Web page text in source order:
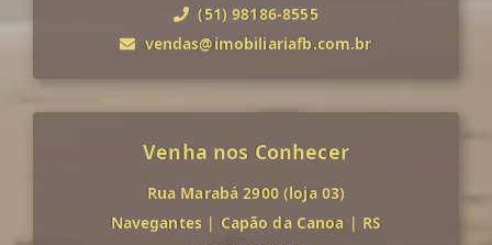
(51) 98186-8555
vendas@imobiliariafb.com.br
Venha nos Conhecer
Rua Marabá 2900 (loja 03)
Navegantes | Capão da Canoa | RS